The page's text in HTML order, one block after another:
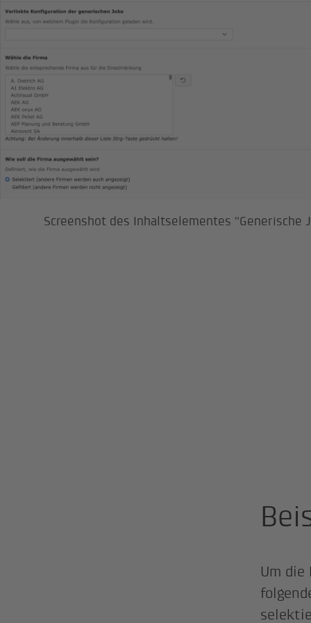
Screenshot des Inhaltselementes "Generische
Um